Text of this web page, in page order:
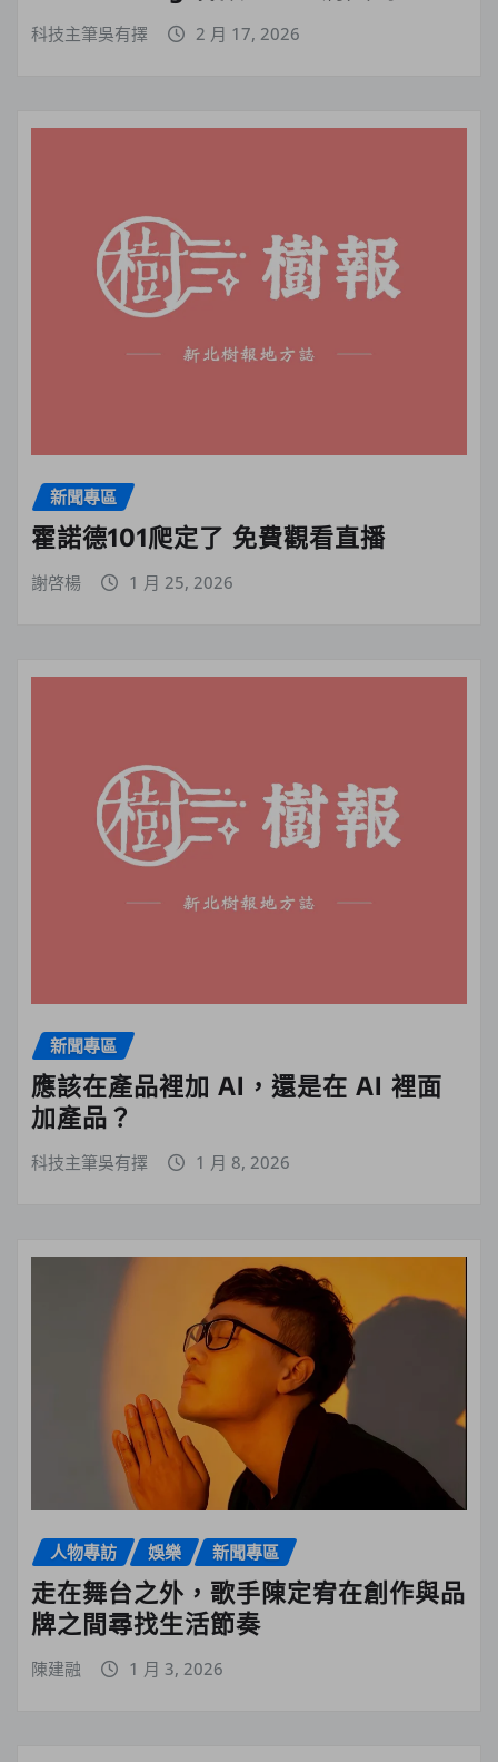
科技主筆吳有擇 2 月 17, 2026
新聞專區
霍諾德101爬定了 免費觀看直播
謝啓楊 1 月 25, 2026
新聞專區
應該在產品裡加 AI，還是在 AI 裡面
加產品？
科技主筆吳有擇 1 月 8, 2026
人物專訪 娛樂 新聞專區
走在舞台之外，歌手陳定宥在創作與品
牌之間尋找生活節奏
陳建融 1 月 3, 2026